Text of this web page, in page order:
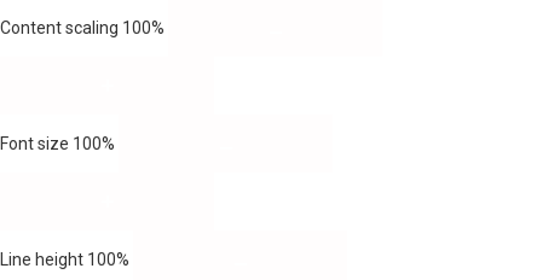
Content scaling 100%
Font size 100%
Line height 100%